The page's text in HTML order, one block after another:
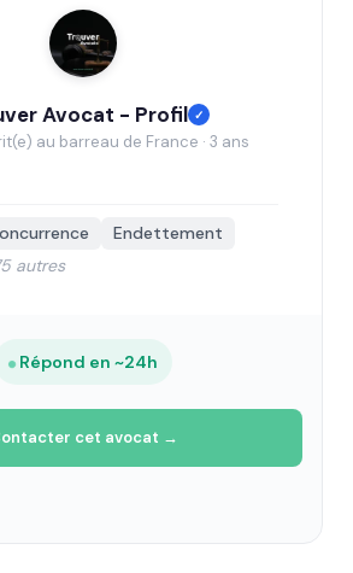
Avocat - Profil ✓
au barreau de France · 3 ans
Endettement
autres
Répond en ~24h
cet avocat →